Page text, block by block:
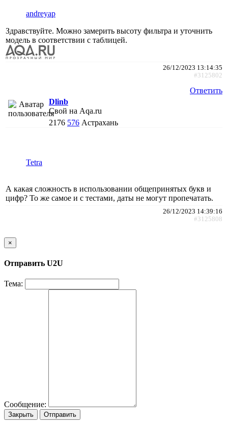
andreyap
Здравствуйте. Можно замерить высоту фильтра и уточнить
модель в соответствии с таблицей.
26/12/2023 13:14:35
#3125802
Ответить
Dlinb
Свой на Aqa.ru
2176 576 Астрахань
Tetra
А какая сложность в использовании общепринятых букв и
цифр? То же самое и с тестами, даты не могут пропечатать.
26/12/2023 14:39:16
#3125808
×
Отправить U2U
Тема:
Сообщение:
Закрыть Отправить